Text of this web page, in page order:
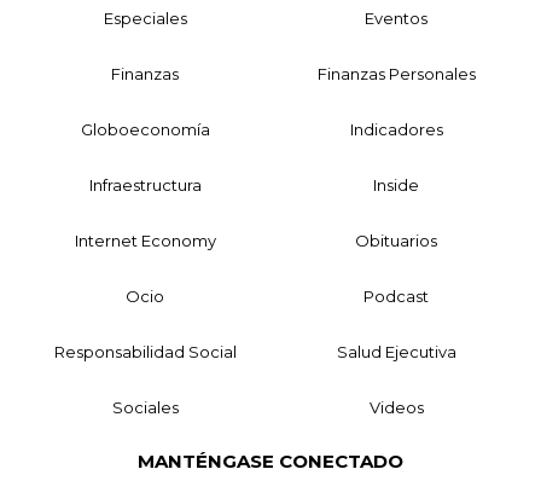
Especiales Eventos
Finanzas Finanzas Personales
Globoeconomía Indicadores
Infraestructura Inside
Internet Economy Obituarios
Ocio Podcast
Responsabilidad Social Salud Ejecutiva
Sociales Videos
MANTÉNGASE CONECTADO